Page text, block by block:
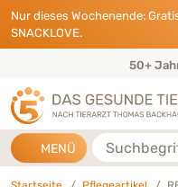
Direkt zu:
INHALT
HAUPTMENÜ
FOOTER
Nur dieses Wochenende:
SNACKLOVE.
50+
MENÜ Suche